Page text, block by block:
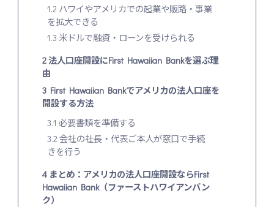
1.2 ハワイやアメリカでの起業や販路・事業
を拡大できる
1.3 米ドルで融資・ローンを受けられる
2法人口座開設にFirst Hawaiian Bankを選ぶ理
由
3 First Hawaiian Bankでアメリカの法人口座を
開設する方法
3.1 必要書類を準備する
3.2 会社の社長・代表ご本人が窓口で手続
きを行う
4 まとめ：アメリカの法人口座開設ならFirst
Hawaiian Bank（ファーストハワイアンバン
ク）